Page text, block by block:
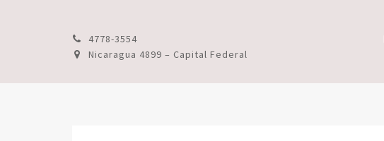
4778-3554
Nicaragua 4899 – Capital Federal